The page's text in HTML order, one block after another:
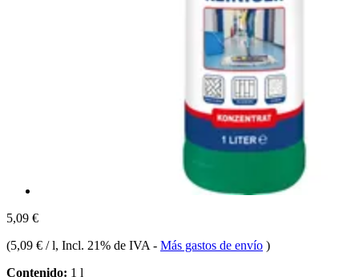
5,09 €
(5,09 € / l, Incl. 21% de IVA - Más gastos de envío )
Contenido: 1 l